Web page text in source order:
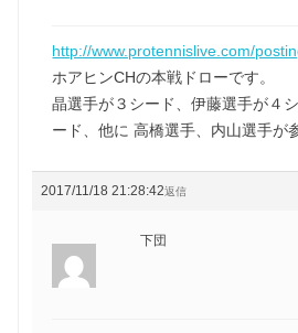
http://www.protennislive.com/
ホアヒンCHの本戦ドローです。
晶選手が３シード、伊藤選手が４
ード、他に 高橋選手、内山選手が
2017/11/18 21:28:42返信
下団